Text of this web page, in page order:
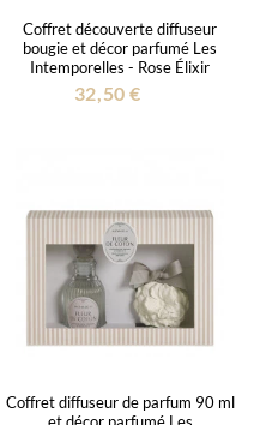
Coffret découverte diffuseur
bougie et décor parfumé Les
Intemporelles - Rose Élixir
32,50 €
Coffret diffuseur de parfum 90 ml
et décor parfumé Les